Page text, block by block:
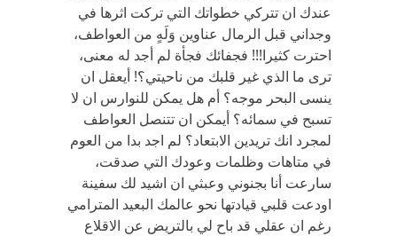
عندك ان تتركي خطواتك التي تركت اثرها في
وجداني قبل الرمال عناوين وَلَهٍ من العواطف،
احترت كثيرا!!! فجفائك فجأة لم أجد له معنى،
ترى ما الذي غير قلبك من ناحيتي؟! أيعقل ان
ينسى البحر موجه؟ أم هل يمكن للنوارس ان لا
تسبح في سمائه؟ أيمكن ان تتنصل العواطف
لمجرد انك تريدين الابتعاد؟ لم اجد بدا من العوم
في متاهات وظلمات وعودك التي صدقت،
سارعت أنا بجنوني وعبثي ان اشيد لك سفينة
اودعت قلبي قيادتها نحو عالمك البعيد المترامي
رغم ان عقلي قد باح لي بالتريض عن الاقلاع